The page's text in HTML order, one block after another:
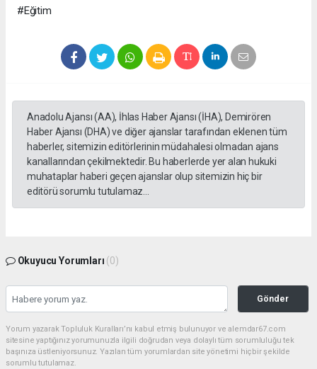
#Eğitim
Anadolu Ajansı (AA), İhlas Haber Ajansı (İHA), Demirören
Haber Ajansı (DHA) ve diğer ajanslar tarafından eklenen tüm
haberler, sitemizin editörlerinin müdahalesi olmadan ajans
kanallarından çekilmektedir. Bu haberlerde yer alan hukuki
muhataplar haberi geçen ajanslar olup sitemizin hiç bir
editörü sorumlu tutulamaz...
Okuyucu Yorumları (0)
Gönder
Yorum yazarak Topluluk Kuralları’nı kabul etmiş bulunuyor ve alemdar67.com
sitesine yaptığınız yorumunuzla ilgili doğrudan veya dolaylı tüm sorumluluğu tek
başınıza üstleniyorsunuz. Yazılan tüm yorumlardan site yönetimi hiçbir şekilde
sorumlu tutulamaz.